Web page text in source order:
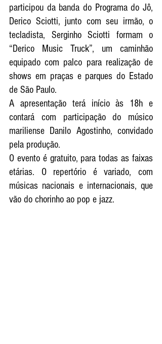
participou da banda do Programa do Jô,
Derico Sciotti, junto com seu irmão, o
tecladista, Serginho Sciotti formam o
“Derico Music Truck”, um caminhão
equipado com palco para realização de
shows em praças e parques do Estado
de São Paulo.
A apresentação terá início às 18h e
contará com participação do músico
mariliense Danilo Agostinho, convidado
pela produção.
O evento é gratuito, para todas as faixas
etárias. O repertório é variado, com
músicas nacionais e internacionais, que
vão do chorinho ao pop e jazz.